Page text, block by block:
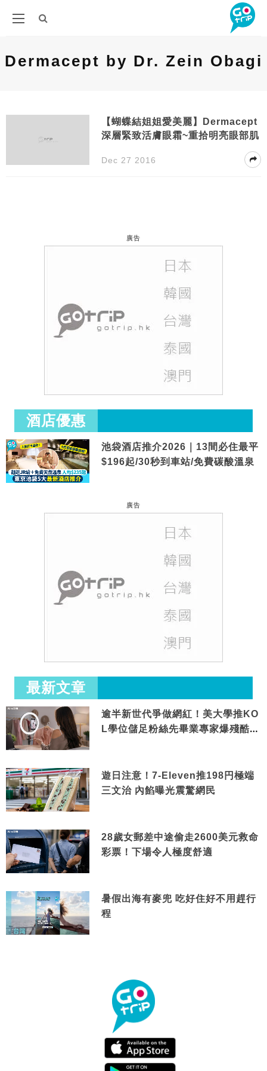
Dermacept by Dr. Zein Obagi
【蝴蝶結姐姐愛美麗】Dermacept
深層緊致活膚眼霜~重拾明亮眼部肌
Dec 27 2016
廣告
酒店優惠
池袋酒店推介2026｜13間必住最平
$196起/30秒到車站/免費碳酸溫泉
廣告
最新文章
逾半新世代爭做網紅！美大學推KO
L學位儲足粉絲先畢業專家爆殘酷現
遊日注意！7-Eleven推198円極端
三文治 內餡曝光震驚網民
28歲女郵差中途偷走2600美元救命
彩票！下場令人極度舒適
暑假出海有麥兜 吃好住好不用趕行
程